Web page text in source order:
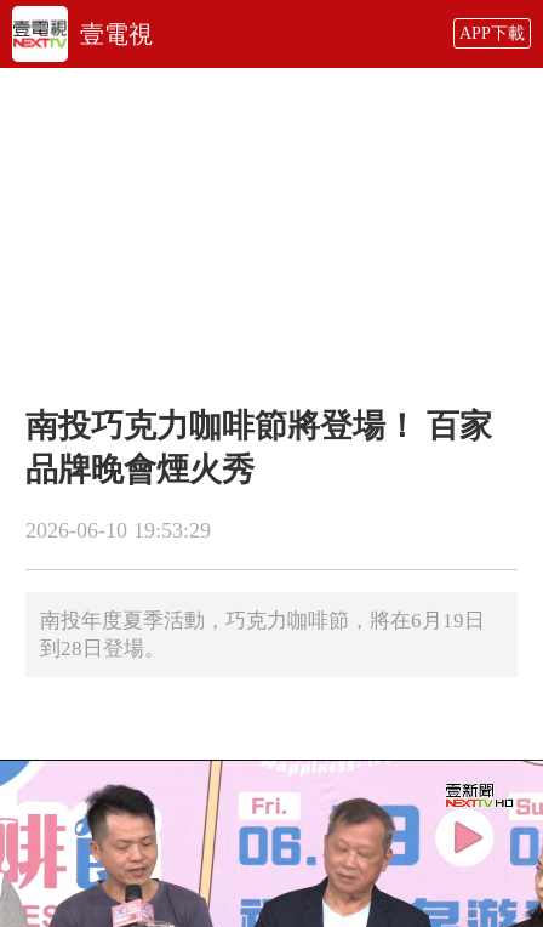
壹電視 APP下載
南投巧克力咖啡節將登場！ 百家
品牌晚會煙火秀
2026-06-10 19:53:29
南投年度夏季活動，巧克力咖啡節，將在6月19日
到28日登場。